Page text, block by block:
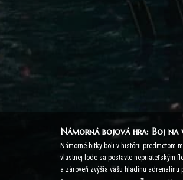
Námorná bojová hra: Boj na
Námorné bitky boli v histórii predmetom
vlastnej lode sa postavte nepriateľským
a zároveň zvýšia vašu hladinu adrenalínu